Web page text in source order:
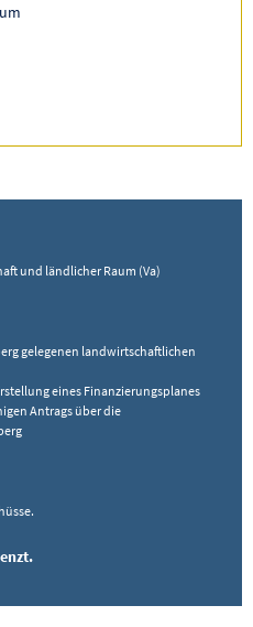
und ländlicher Raum (Va)
gelegenen landwirtschaftlichen
eines Finanzierungsplanes
Antrags über die